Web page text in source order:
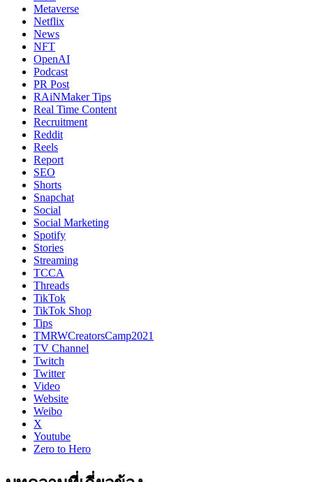
Metaverse
Netflix
News
NFT
OpenAI
Podcast
PR Post
RAiNMaker Tips
Real Time Content
Recruitment
Reddit
Reels
Report
SEO
Shorts
Snapchat
Social
Social Marketing
Spotify
Stories
Streaming
TCCA
Threads
TikTok
TikTok Shop
Tips
TMRWCreatorsCamp2021
TV Channel
Twitch
Twitter
Video
Website
Weibo
X
Youtube
Zero to Hero